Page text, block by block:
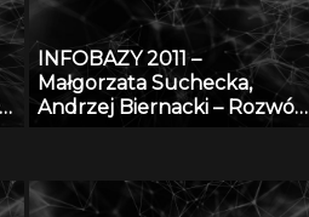
INFOBAZY 2011 –
Małgorzata Suchecka,
Andrzej Biernacki – Rozwój
ochrony człowieka w
środowisku pracy